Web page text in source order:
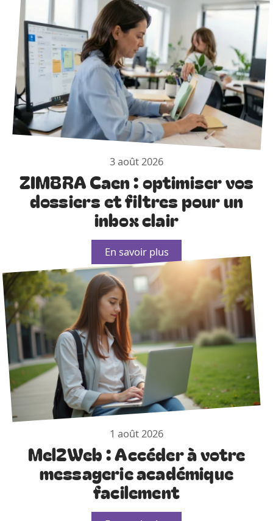
3 août 2026
ZIMBRA Caen : optimiser vos
dossiers et filtres pour un
inbox clair
En savoir plus
1 août 2026
Mel2Web : Accéder à votre
messagerie académique
facilement